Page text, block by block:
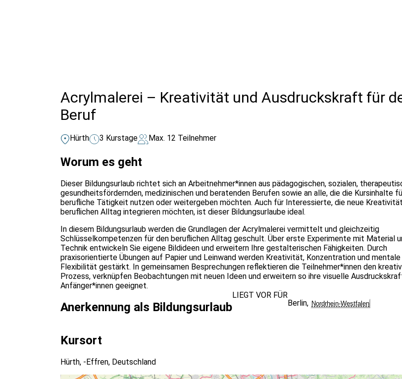
Acrylmalerei – Kreativität und Ausdruckskraft für
Beruf
Hürth 3 Kurstage Max. 12 Teilnehmer
Worum es geht
Dieser Bildungsurlaub richtet sich an Arbeitnehmer*innen aus pädagogischen, sozialen,
gesundheitsfördernden, medizinischen und beratenden Berufen sowie an alle, die die Kursinhalte
berufliche Tätigkeit nutzen oder weitergeben möchten. Auch für Interessierte, die neue
beruflichen Alltag integrieren möchten, ist dieser Bildungsurlaube ideal.
In diesem Bildungsurlaub werden die Grundlagen der Acrylmalerei vermittelt und gleichzeitig
Schlüsselkompetenzen für den beruflichen Alltag geschult. Über erste Experimente mit Material
Technik entwickeln Sie eigene Bildideen und erweitern Ihre gestalterischen Fähigkeiten. Durch
praxisorientierte Übungen auf Papier und Leinwand werden Kreativität, Konzentration und mentale
Flexibilität gestärkt. In gemeinsamen Besprechungen reflektieren die Teilnehmer*innen den
Prozess, verknüpfen Beobachtungen mit neuen Ideen und erweitern so ihre visuelle
Anfänger*innen geeignet.
Anerkennung als Bildungsurlaub
LIEGT VOR FÜR
Berlin, Nordrhein-Westfalen
Kursort
Hürth, -Effren, Deutschland